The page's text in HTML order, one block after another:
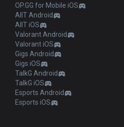
OP.GG for Mobile iOS
AllT Android
AllT iOS
Valorant Android
Valorant iOS
Gigs Android
Gigs iOS
TalkG Android
TalkG iOS
Esports Android
Esports iOS